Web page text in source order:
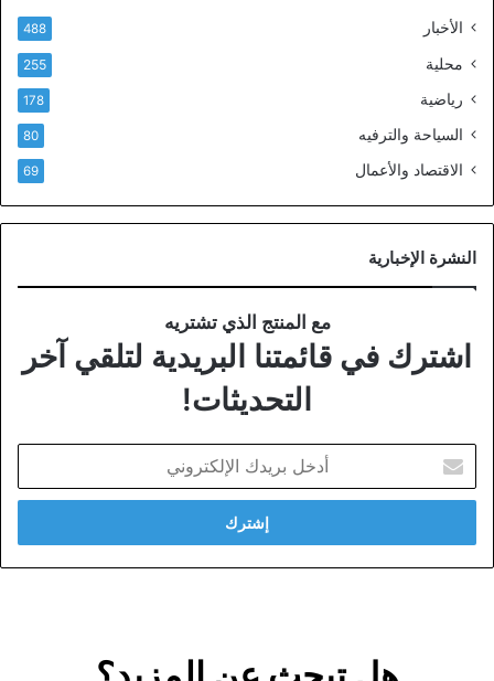
الأخبار 488
محلية 255
رياضية 178
السياحة والترفيه 80
الاقتصاد والأعمال 69
النشرة الإخبارية
مع المنتج الذي تشتريه
اشترك في قائمتنا البريدية لتلقي آخر
التحديثات!
بريدك
الإلكتروني